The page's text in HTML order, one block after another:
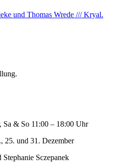
& So 11:00 – 18:00 Uhr
25. und 31. Dezember
Sczepanek